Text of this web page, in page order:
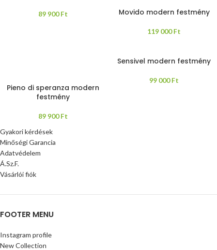
89 900Ft Movido modern festmény
119 000Ft
Pieno di speranza modern
festmény
89 900Ft
Sensivel modern festmény
99 000Ft
Gyakori kérdések
Minőségi Garancia
Adatvédelem
Á.Sz.F.
Vásárlói fiók
FOOTER MENU
Instagram profile
New Collection